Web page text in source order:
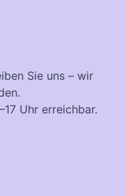
Sie uns – wir
Uhr erreichbar.